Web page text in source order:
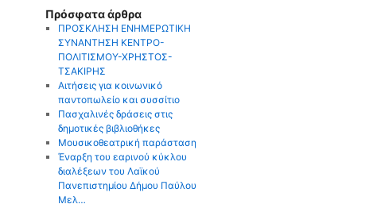
Πρόσφατα άρθρα
ΠΡΟΣΚΛΗΣΗ ΕΝΗΜΕΡΩΤΙΚΗ
ΣΥΝΑΝΤΗΣΗ ΚΕΝΤΡΟ-
ΠΟΛΙΤΙΣΜΟΥ-ΧΡΗΣΤΟΣ-
ΤΣΑΚΙΡΗΣ
Aιτήσεις για κοινωνικό
παντοπωλείο και συσσίτιο
Πασχαλινές δράσεις στις
δημοτικές βιβλιοθήκες
Μουσικοθεατρική παράσταση
Έναρξη του εαρινού κύκλου
διαλέξεων του Λαϊκού
Πανεπιστημίου Δήμου Παύλου
Μελ…